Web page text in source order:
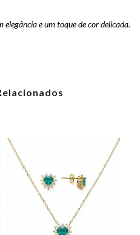
e um toque de cor delicada.